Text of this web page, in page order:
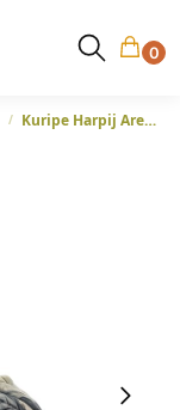
0
/ Kuripe Harpij Arend – Tetê Pawã Studios